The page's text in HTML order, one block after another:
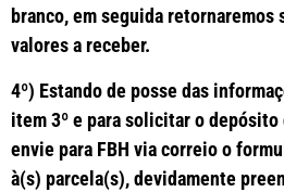
branco, em seguida retornaremos
valores a receber.
4º) Estando de posse das
item 3º e para solicitar o
envie para FBH via correio o
à(s) parcela(s), devidamente